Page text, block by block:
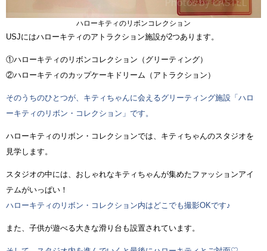
ハローキティのリボンコレクション
USJにはハローキティのアトラクション施設が2つあります。
①ハローキティのリボンコレクション（グリーティング）
②ハローキティのカップケーキドリーム（アトラクション）
そのうちのひとつが、キティちゃんに会えるグリーティング施設「ハロ
ーキティのリボン・コレクション」です。
ハローキティのリボン・コレクションでは、キティちゃんのスタジオを
見学します。
スタジオの中には、おしゃれなキティちゃんが集めたファッションアイ
テムがいっぱい！
ハローキティのリボン・コレクション内はどこでも撮影OKです♪
また、子供が遊べる大きな滑り台も設置されています。